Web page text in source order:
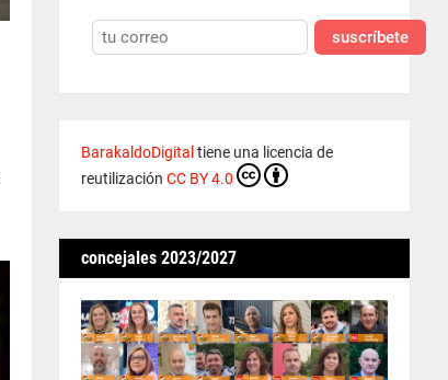
suscríbete
BarakaldoDigital tiene una licencia de
reutilización CC BY 4.0
concejales 2023/2027